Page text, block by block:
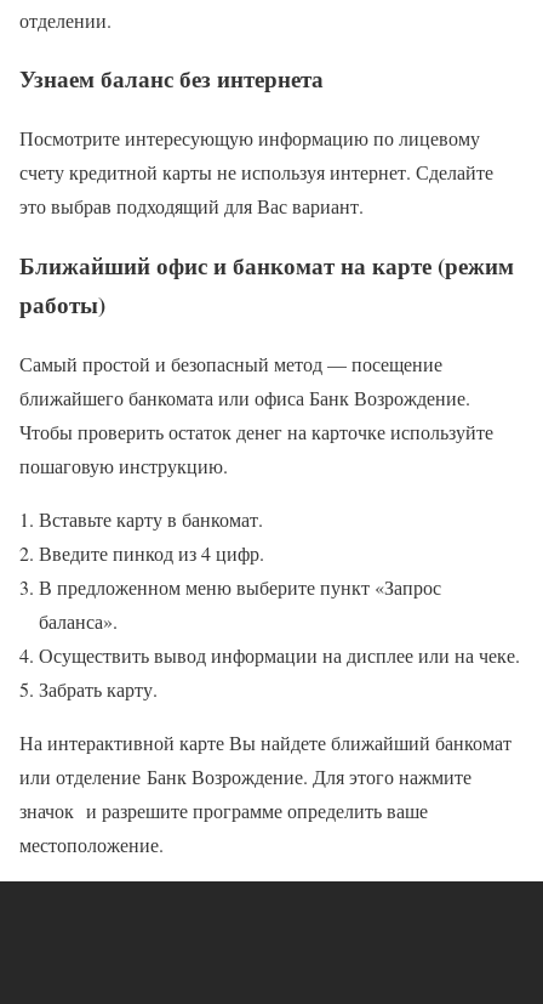
отделении.
Узнаем баланс без интернета
Посмотрите интересующую информацию по лицевому
счету кредитной карты не используя интернет. Сделайте
это выбрав подходящий для Вас вариант.
Ближайший офис и банкомат на карте (режим
работы)
Самый простой и безопасный метод — посещение
ближайшего банкомата или офиса Банк Возрождение.
Чтобы проверить остаток денег на карточке используйте
пошаговую инструкцию.
Вставьте карту в банкомат.
Введите пинкод из 4 цифр.
В предложенном меню выберите пункт «Запрос
баланса».
Осуществить вывод информации на дисплее или на чеке.
Забрать карту.
На интерактивной карте Вы найдете ближайший банкомат
или отделение Банк Возрождение. Для этого нажмите
значок и разрешите программе определить ваше
местоположение.